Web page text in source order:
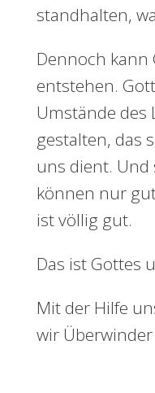
standhalten,
Dennoch kann
entstehen.
Umstände des
gestalten, das
uns dient. Und
können nur
ist völlig gut.
Das ist Gottes
Mit der Hilfe
wir Überwinder